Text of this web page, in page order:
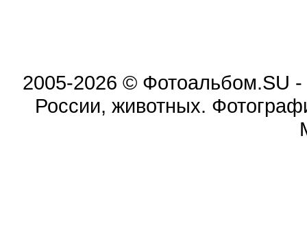
2005-2026 © Фотоальбом.SU -
России, животных.